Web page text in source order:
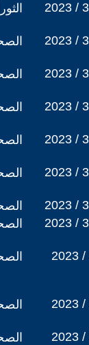
2023 /
2023 /
2023 /
2023 /
2023 /
2023 /
2023 /
2023 /
2023 /
2023 /
2023 /